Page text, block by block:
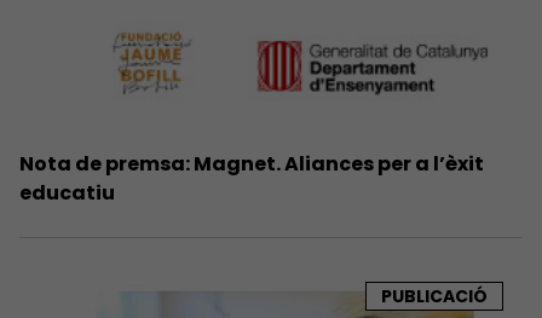
Nota de premsa: Magnet. Aliances per a l’èxit
educatiu
PUBLICACIÓ